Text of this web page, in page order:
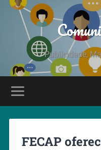
Publicidade,
FECAP